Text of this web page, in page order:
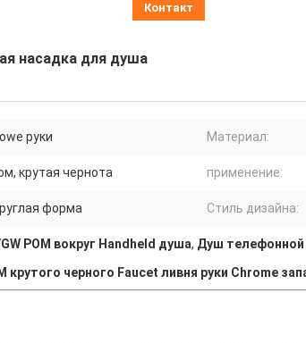
Контакт
насадка для душа
руки Материал:
крутая чернота применение:
форма Стиль дизайна:
POM вокруг Handheld душа, Душ телефонной
крутого черного Faucet ливня руки Chrome